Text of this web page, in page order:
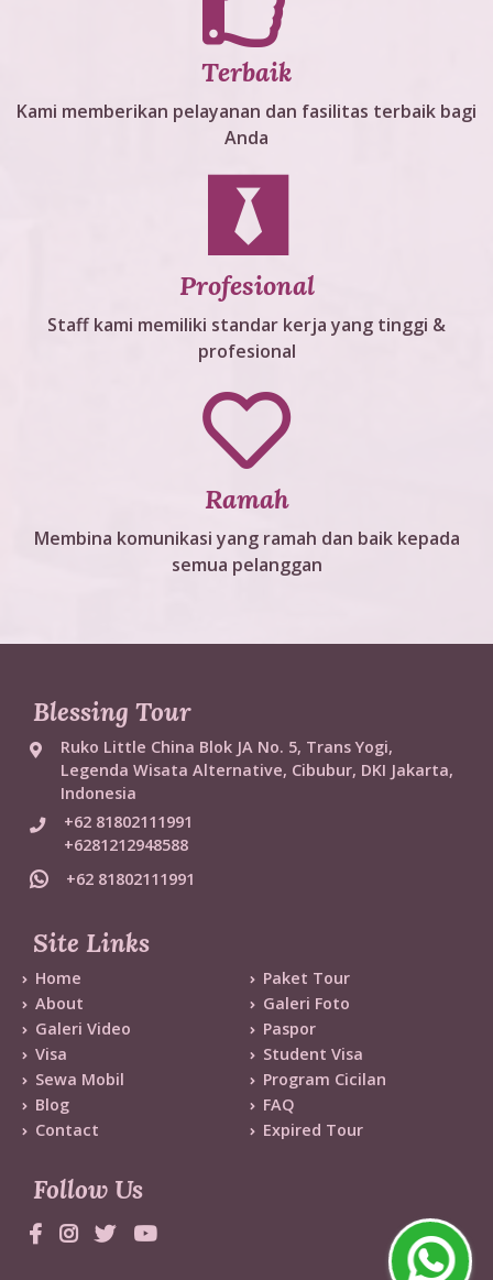
Terbaik
Kami memberikan pelayanan dan fasilitas terbaik bagi
Anda
Profesional
Staff kami memiliki standar kerja yang tinggi &
profesional
Ramah
Membina komunikasi yang ramah dan baik kepada
semua pelanggan
Blessing Tour
Ruko Little China Blok JA No. 5, Trans Yogi,
Legenda Wisata Alternative, Cibubur, DKI Jakarta,
Indonesia
+62 81802111991
+6281212948588
+62 81802111991
Site Links
Home
Paket Tour
About
Galeri Foto
Galeri Video
Paspor
Visa
Student Visa
Sewa Mobil
Program Cicilan
Blog
FAQ
Contact
Expired Tour
Follow Us